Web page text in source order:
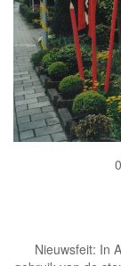
Nieuwsfeit: In